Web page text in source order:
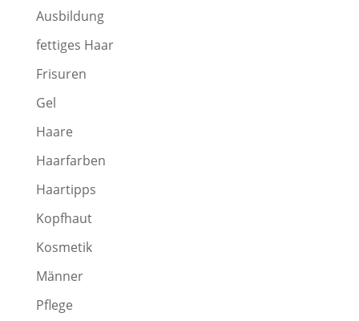
Ausbildung
fettiges Haar
Frisuren
Gel
Haare
Haarfarben
Haartipps
Kopfhaut
Kosmetik
Männer
Pflege